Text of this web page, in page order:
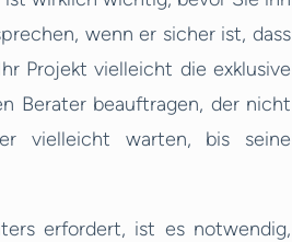
wenn er sicher ist, dass
Projekt vielleicht die exklusive
Berater beauftragen, der nicht
vielleicht warten, bis seine
erfordert, ist es notwendig,